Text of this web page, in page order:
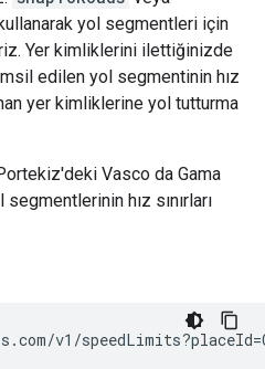
yol segmentleri için
Yer kimliklerini ilettiğinizde
edilen yol segmentinin hız
yer kimliklerine yol tutturma
Vasco da Gama
hız sınırları
v1/